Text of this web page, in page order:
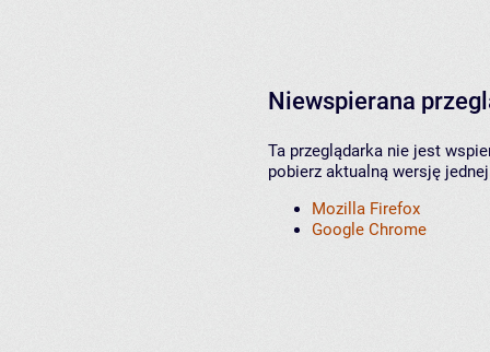
Niewspierana
Ta przeglądarka nie jest
pobierz aktualną wersję
Mozilla Firefox
Google Chrome